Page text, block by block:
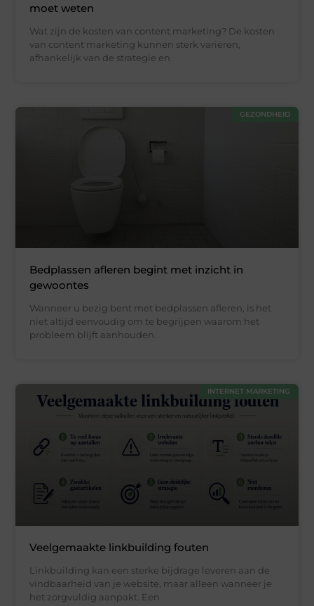
moet weten
Wat zijn de kosten van content marketing? De kosten
van content marketing kunnen sterk variëren,
afhankelijk van de strategie en
GEZONDHEID
Bedplassen afleren begint met inzicht in
gewoontes
Wanneer u bezig bent met bedplassen afleren, is het
niet altijd eenvoudig om te begrijpen waarom het
probleem blijft aanhouden.
INTERNET MARKETING
Veelgemaakte linkbuilding fouten
Linkbuilding kan een sterke bijdrage leveren aan de
vindbaarheid van je website, maar alleen wanneer je
het zorgvuldig aanpakt. Een